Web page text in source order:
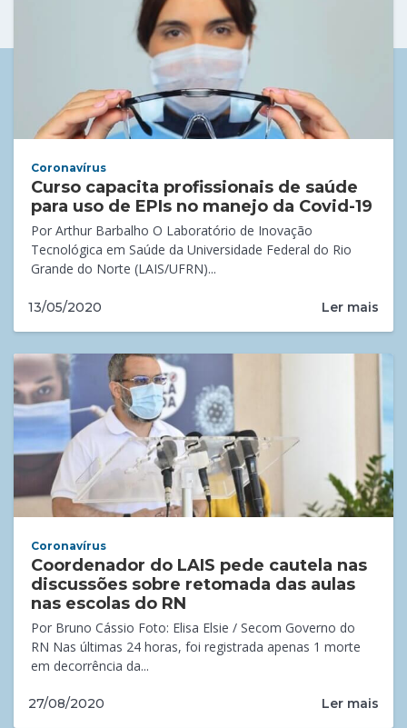
Coronavírus
Curso capacita profissionais de saúde
para uso de EPIs no manejo da Covid-19
Por Arthur Barbalho O Laboratório de Inovação
Tecnológica em Saúde da Universidade Federal do Rio
Grande do Norte (LAIS/UFRN)...
13/05/2020 Ler mais
Coronavírus
Coordenador do LAIS pede cautela nas
discussões sobre retomada das aulas
nas escolas do RN
Por Bruno Cássio Foto: Elisa Elsie / Secom Governo do
RN Nas últimas 24 horas, foi registrada apenas 1 morte
em decorrência da...
27/08/2020 Ler mais